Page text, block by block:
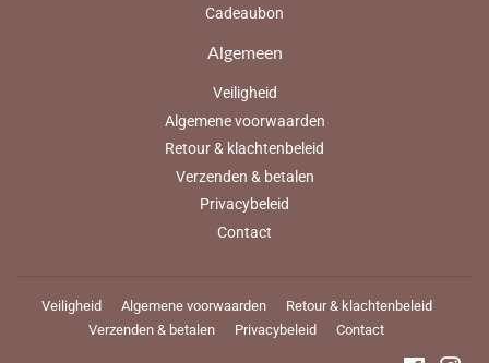
Cadeaubon
Algemeen
Veiligheid
Algemene voorwaarden
Retour & klachtenbeleid
Verzenden & betalen
Privacybeleid
Contact
Veiligheid Algemene voorwaarden
Retour & klachtenbeleid
Verzenden & betalen
Privacybeleid Contact